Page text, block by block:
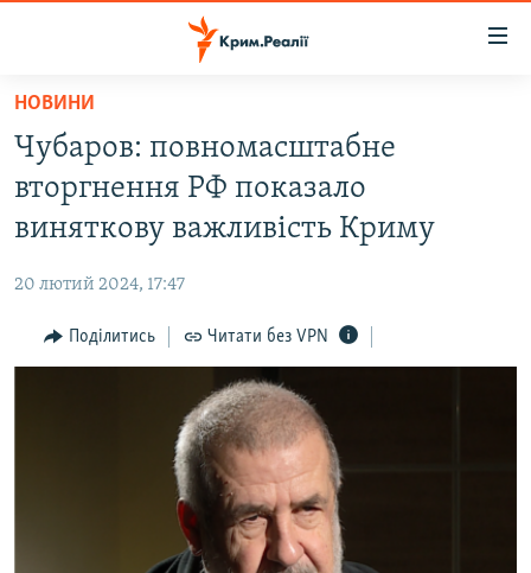
Перейти
основного
матеріалу
Перейти
до
основної
Перейти
до
НОВИНИ
ВОДА.КРИМ
ВІДЕО ТА ФОТО
БЛОГИ
ПОГЛЯД
ВІДЕОУРОКИ «ELIFBE»
ЯК ОБІЙТИ БЛОКУВАННЯ
НОВИНИ
Чубаров: повномасштабне
вторгнення РФ показало
виняткову важливість Криму
20 лютий 2024, 17:47
Поділитись Читати без VPN